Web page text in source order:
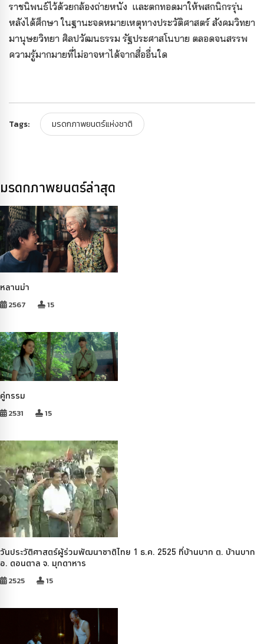
ราชนิพนธ์ไว้ด้วยกล้องถ่ายหนัง และตกทอดมาให้พสกนิกรรุ่น
หลังได้ศึกษา ในฐานะจดหมายเหตุทางประวัติศาสตร์ สังคมวิทยา
มานุษยวิทยา ศิลปวัฒนธรรม รัฐประศาสโนบาย ตลอดจนสรรพ
ความรู้มากมายที่ไม่อาจหาได้จากสื่ออื่นใด
Tags: มรดกภาพยนตร์แห่งชาติ
มรดกภาพยนตร์ล่าสุด
หลานม่า
2567 15
คู่กรรม
2531 15
วันประวัติศาสตร์ผู้ร่วมพัฒนาชาติไทย 1 ธ.ค. 2525 ที่บ้านบาก ต. บ้านบาก
อ. ดอนตาล จ. มุกดาหาร
2525 15